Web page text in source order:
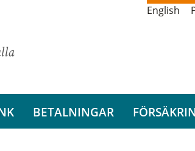
English
BETALNINGAR